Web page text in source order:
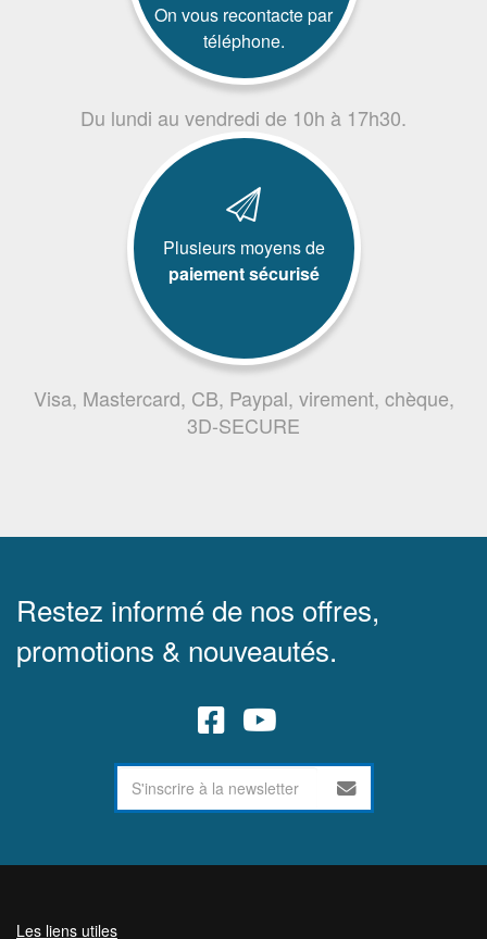
On vous recontacte par
téléphone.
Du lundi au vendredi de 10h à 17h30.
Plusieurs moyens de
paiement sécurisé
Visa, Mastercard, CB, Paypal, virement, chèque,
3D-SECURE
Restez informé de nos offres,
promotions & nouveautés.
Les liens utiles